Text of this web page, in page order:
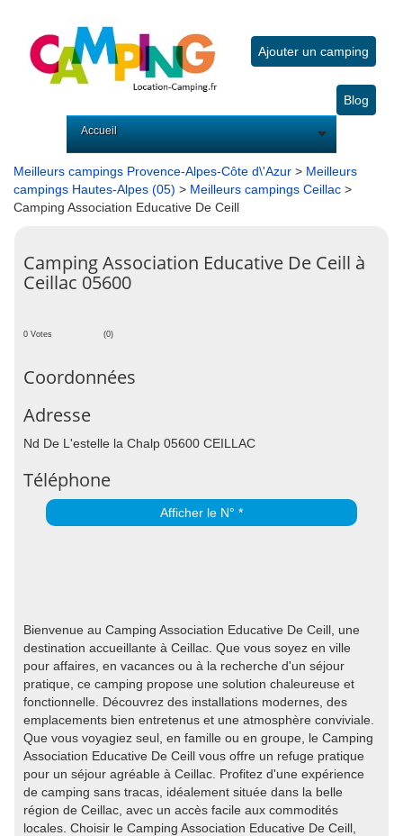
Ajouter un camping
Blog
Accueil
Meilleurs campings Provence-Alpes-Côte d\'Azur > Meilleurs
campings Hautes-Alpes (05) > Meilleurs campings Ceillac >
Camping Association Educative De Ceill
Camping Association Educative De Ceill à
Ceillac 05600
0 Votes (0)
Coordonnées
Adresse
Nd De L'estelle la Chalp 05600 CEILLAC
Téléphone
Afficher le N° *
Bienvenue au Camping Association Educative De Ceill, une
destination accueillante à Ceillac. Que vous soyez en ville
pour affaires, en vacances ou à la recherche d'un séjour
pratique, ce camping propose une solution chaleureuse et
fonctionnelle. Découvrez des installations modernes, des
emplacements bien entretenus et une atmosphère conviviale.
Que vous voyagiez seul, en famille ou en groupe, le Camping
Association Educative De Ceill vous offre un refuge pratique
pour un séjour agréable à Ceillac. Profitez d'une expérience
de camping sans tracas, idéalement située dans la belle
région de Ceillac, avec un accès facile aux commodités
locales. Choisir le Camping Association Educative De Ceill,